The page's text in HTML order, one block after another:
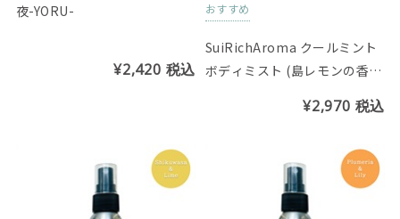
夜-YORU-
¥2,420 税込
おすすめ
SuiRichAroma クールミント
ボディミスト (島レモンの香
¥2,970 税込